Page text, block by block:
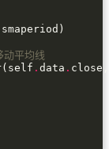
平均线
. data .